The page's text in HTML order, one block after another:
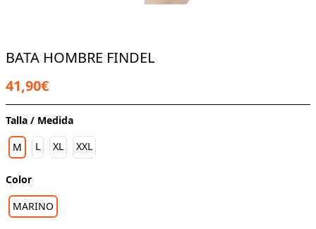
BATA HOMBRE FINDEL
41,90€
Talla / Medida
M
L XL XXL
Color
MARINO